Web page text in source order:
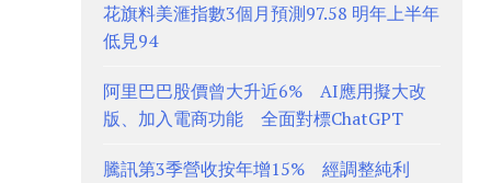
花旗料美滙指數3個月預測97.58 明年上半年
低見94
阿里巴巴股價曾大升近6% AI應用擬大改
版、加入電商功能 全面對標ChatGPT
騰訊第3季營收按年增15% 經調整純利